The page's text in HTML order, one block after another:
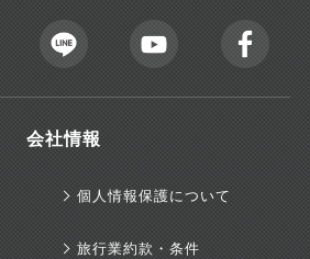
会社情報
個人情報保護について
旅行業約款・条件